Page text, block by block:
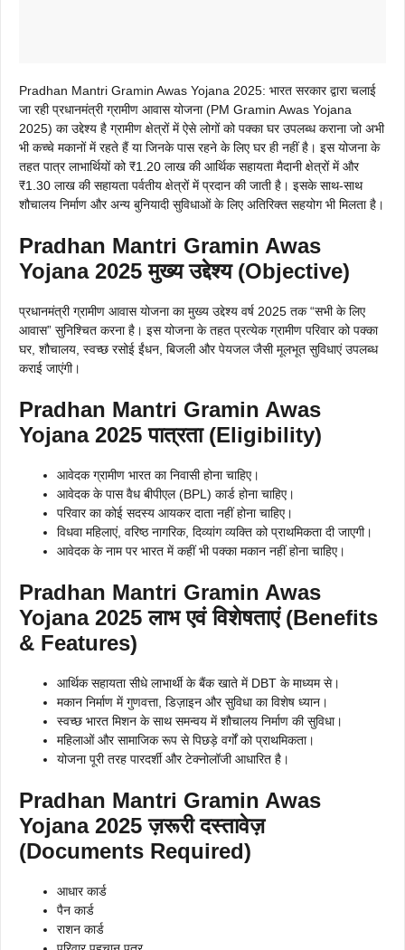
Pradhan Mantri Gramin Awas Yojana 2025: भारत सरकार द्वारा चलाई
जा रही प्रधानमंत्री ग्रामीण आवास योजना (PM Gramin Awas Yojana
2025) का उद्देश्य है ग्रामीण क्षेत्रों में ऐसे लोगों को पक्का घर उपलब्ध कराना जो अभी
भी कच्चे मकानों में रहते हैं या जिनके पास रहने के लिए घर ही नहीं है। इस योजना के
तहत पात्र लाभार्थियों को ₹1.20 लाख की आर्थिक सहायता मैदानी क्षेत्रों में और
₹1.30 लाख की सहायता पर्वतीय क्षेत्रों में प्रदान की जाती है। इसके साथ-साथ
शौचालय निर्माण और अन्य बुनियादी सुविधाओं के लिए अतिरिक्त सहयोग भी मिलता है।
Pradhan Mantri Gramin Awas
Yojana 2025मुख्य उद्देश्य (Objective)
प्रधानमंत्री ग्रामीण आवास योजना का मुख्य उद्देश्य वर्ष 2025 तक “सभी के लिए
आवास” सुनिश्चित करना है। इस योजना के तहत प्रत्येक ग्रामीण परिवार को पक्का
घर, शौचालय, स्वच्छ रसोई ईंधन, बिजली और पेयजल जैसी मूलभूत सुविधाएं उपलब्ध
कराई जाएंगी।
Pradhan Mantri Gramin Awas
Yojana 2025पात्रता (Eligibility)
आवेदक ग्रामीण भारत का निवासी होना चाहिए।
आवेदक के पास वैध बीपीएल (BPL) कार्ड होना चाहिए।
परिवार का कोई सदस्य आयकर दाता नहीं होना चाहिए।
विधवा महिलाएं, वरिष्ठ नागरिक, दिव्यांग व्यक्ति को प्राथमिकता दी जाएगी।
आवेदक के नाम पर भारत में कहीं भी पक्का मकान नहीं होना चाहिए।
Pradhan Mantri Gramin Awas
Yojana 2025लाभ एवं विशेषताएं (Benefits
& Features)
आर्थिक सहायता सीधे लाभार्थी के बैंक खाते में DBT के माध्यम से।
मकान निर्माण में गुणवत्ता, डिज़ाइन और सुविधा का विशेष ध्यान।
स्वच्छ भारत मिशन के साथ समन्वय में शौचालय निर्माण की सुविधा।
महिलाओं और सामाजिक रूप से पिछड़े वर्गों को प्राथमिकता।
योजना पूरी तरह पारदर्शी और टेक्नोलॉजी आधारित है।
Pradhan Mantri Gramin Awas
Yojana 2025ज़रूरी दस्तावेज़
(Documents Required)
आधार कार्ड
पैन कार्ड
राशन कार्ड